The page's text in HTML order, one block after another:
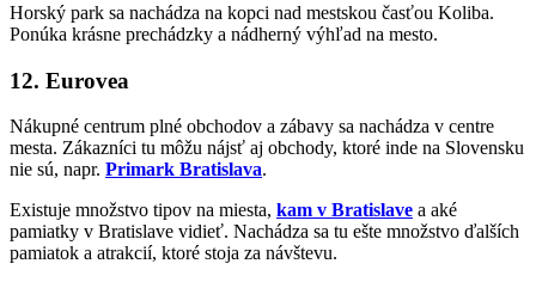
Horský park sa nachádza na kopci nad mestskou časťou Koliba.
Ponúka krásne prechádzky a nádherný výhľad na mesto.
12. Eurovea
Nákupné centrum plné obchodov a zábavy sa nachádza v centre
mesta. Zákazníci tu môžu nájsť aj obchody, ktoré inde na Slovensku
nie sú, napr. Primark Bratislava.
Existuje množstvo tipov na miesta, kam v Bratislave a aké
pamiatky v Bratislave vidieť. Nachádza sa tu ešte množstvo ďalších
pamiatok a atrakcií, ktoré stoja za návštevu.